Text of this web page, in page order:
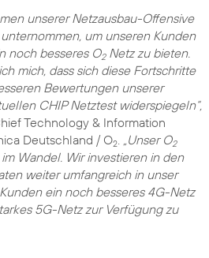
unserer Netzausbau-Offensive
um unseren Kunden
noch besseres O2Netz zu bieten.
mich, dass sich diese Fortschritte
Bewertungen unserer
CHIP Netztest widerspiegeln“,
Technology & Information
Deutschland / O2. „Unser O2
Wandel. Wir investieren in den
weiter umfangreich in unser
ein noch besseres 4G-Netz
5G-Netz zur Verfügung zu